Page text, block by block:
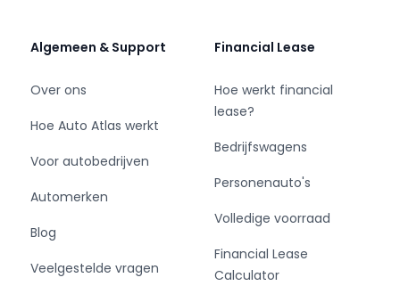
Elk voertuig wordt zorgvuldig gecontroleerd en
zekerheid? Kies uit onze optionele
garantiepakketten tot 12 maanden — volledig
afgestemd op uw wensen en situatie.
Belangrijke informatie over occasions
Occasions zijn gebruikte voertuigen en kunnen
gebruikssporen bevatten. Bouwjaar en
kilometerstand zeggen niet alles over hoe een
auto is behandeld. Bekijk daarom de foto’s goed
en stel gerust al uw vragen. Houd rekening met
Algemeen & Support
Over ons
Hoe Auto Atlas werkt
Voor autobedrijven
Automerken
Blog
Veelgestelde vragen
Financial Lease
Hoe werkt financial
lease?
Bedrijfswagens
Personenauto's
Volledige voorraad
Financial Lease
Calculator